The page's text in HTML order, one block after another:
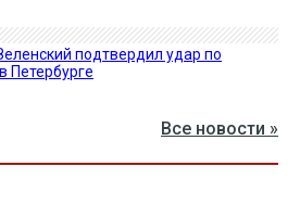
подтвердил удар по
Петербурге
Все новости »